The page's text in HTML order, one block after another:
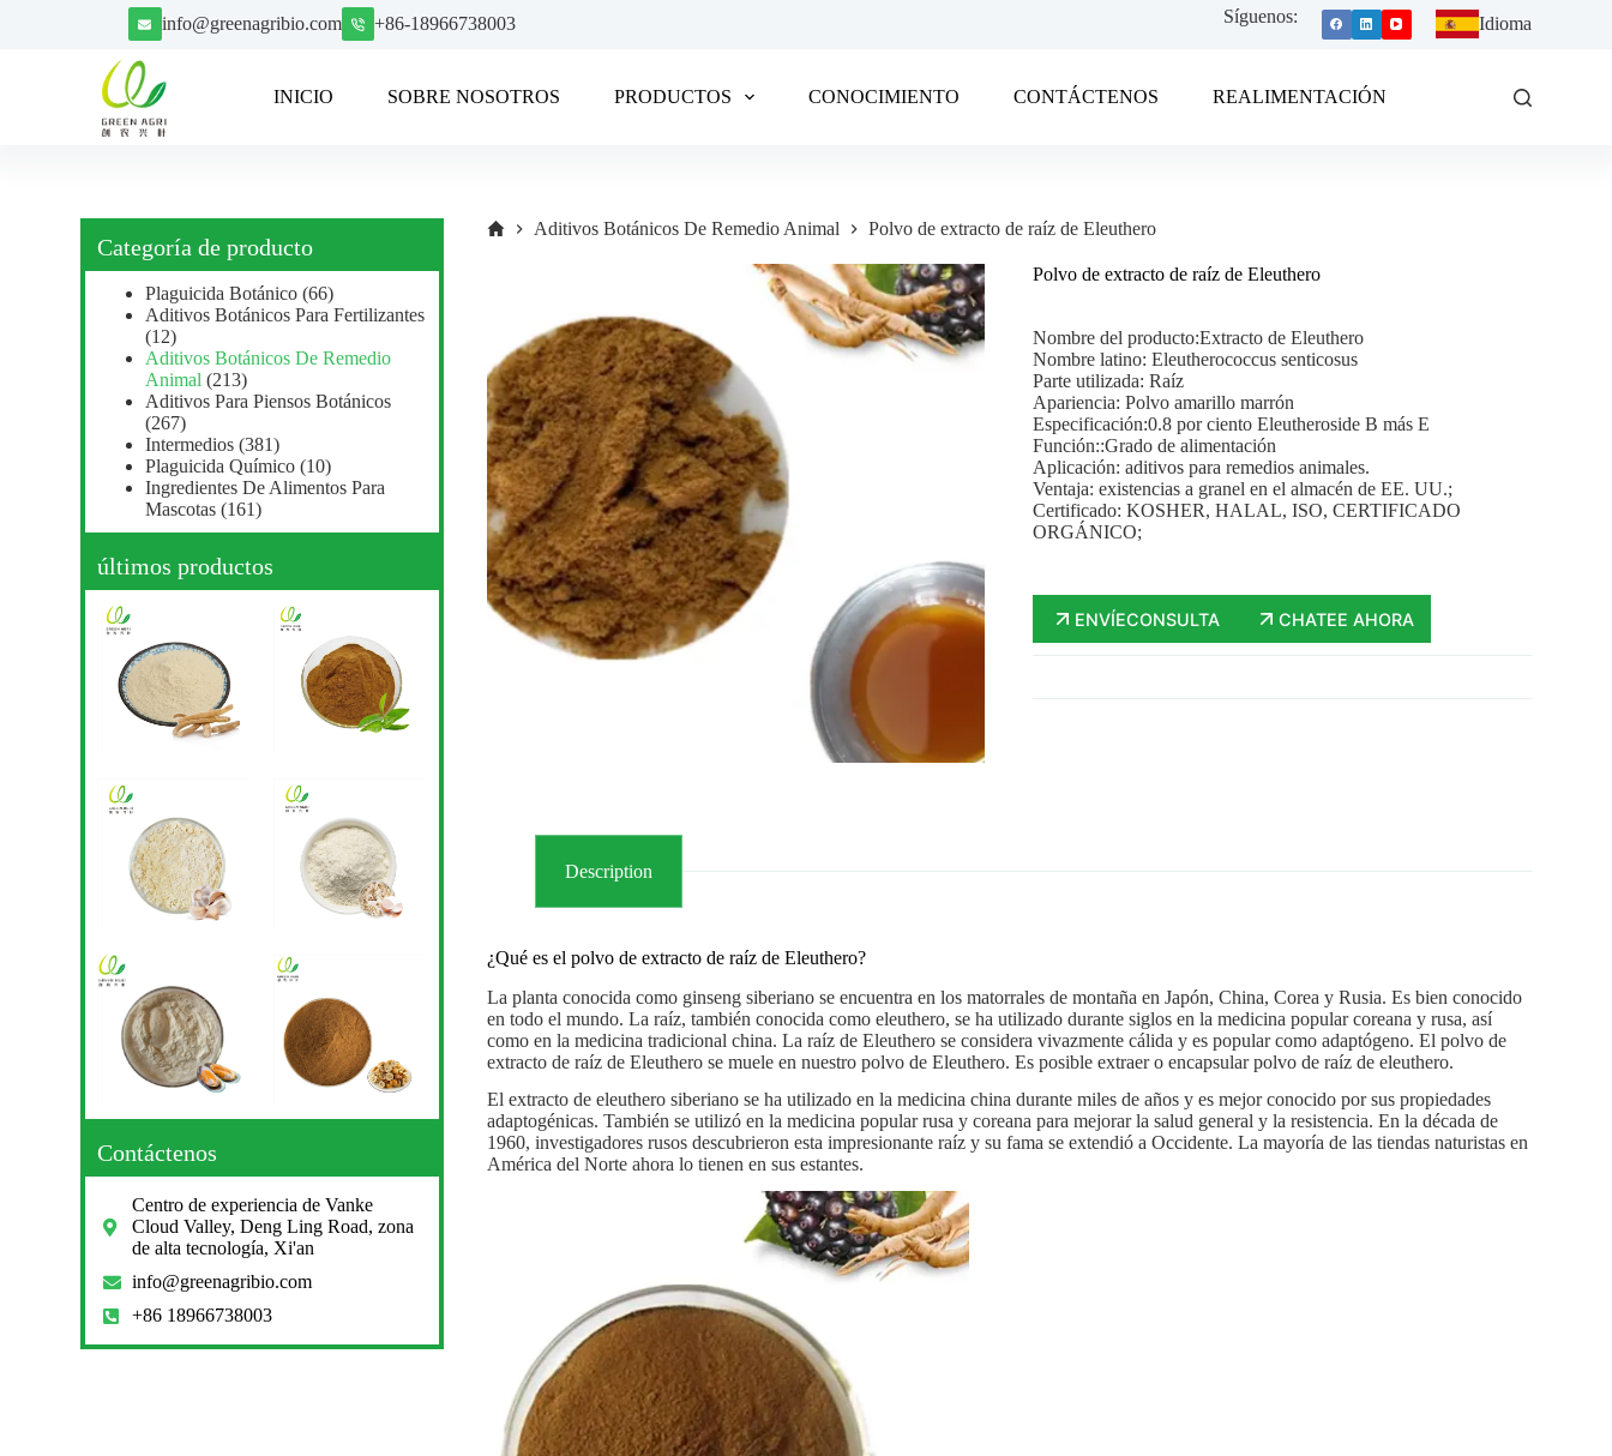
info@greenagribio.com +86-18966738003 Síguenos: Idioma
INICIO SOBRE NOSOTROS PRODUCTOS CONOCIMIENTO CONTÁCTENOS REALIMENTACIÓN
Aditivos Botánicos De Remedio Animal Polvo de extracto de raíz de Eleuthero
Polvo de extracto de raíz de Eleuthero
Nombre del producto:Extracto de Eleuthero
Nombre latino: Eleutherococcus senticosus
Parte utilizada: Raíz
Apariencia: Polvo amarillo marrón
Especificación:0.8 por ciento Eleutheroside B más E
Función::Grado de alimentación
Aplicación: aditivos para remedios animales.
Ventaja: existencias a granel en el almacén de EE. UU.;
Certificado: KOSHER, HALAL, ISO, CERTIFICADO
ORGÁNICO;
ENVÍECONSULTA CHATEE AHORA
Description
¿Qué es el polvo de extracto de raíz de Eleuthero?
La planta conocida como ginseng siberiano se encuentra en los matorrales de montaña en Japón, China, Corea y Rusia. Es bien conocido
en todo el mundo. La raíz, también conocida como eleuthero, se ha utilizado durante siglos en la medicina popular coreana y rusa, así
como en la medicina tradicional china. La raíz de Eleuthero se considera vivazmente cálida y es popular como adaptógeno. El polvo de
extracto de raíz de Eleuthero se muele en nuestro polvo de Eleuthero. Es posible extraer o encapsular polvo de raíz de eleuthero.
El extracto de eleuthero siberiano se ha utilizado en la medicina china durante miles de años y es mejor conocido por sus propiedades
adaptogénicas. También se utilizó en la medicina popular rusa y coreana para mejorar la salud general y la resistencia. En la década de
1960, investigadores rusos descubrieron esta impresionante raíz y su fama se extendió a Occidente. La mayoría de las tiendas naturistas en
América del Norte ahora lo tienen en sus estantes.
Categoría de producto
Plaguicida Botánico (66)
Aditivos Botánicos Para Fertilizantes
(12)
Aditivos Botánicos De Remedio
Animal (213)
Aditivos Para Piensos Botánicos
(267)
Intermedios (381)
Plaguicida Químico (10)
Ingredientes De Alimentos Para
Mascotas (161)
últimos productos
Contáctenos
Centro de experiencia de Vanke
Cloud Valley, Deng Ling Road, zona
de alta tecnología, Xi'an
info@greenagribio.com
+86 18966738003